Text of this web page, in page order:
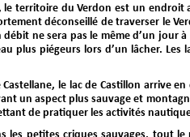
territoire du Verdon est un endroit
déconseillé de traverser le
ne sera pas le même d’un jour
plus piégeurs lors d’un lâcher. Les
le lac de Castillon arrive
un aspect plus sauvage et
de pratiquer les activités